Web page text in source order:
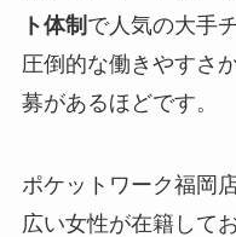
ト体制 で人気の大手
圧倒的な働きやすさ
募があるほどです。
ポケットワーク福岡
広い女性が在籍して